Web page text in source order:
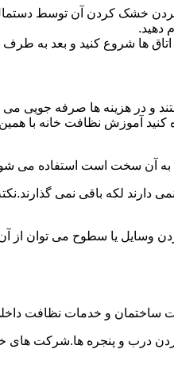
خشک کردن آن توسط
دهید.
شروع کنید و بعد به طرف
و در هزینه ها صرفه جویی می
کنید آموزش نظافت خانه با
دارند لکه باقی نمی
وسایل یا سطوح می توان
و خدمات نظافت
و پنجره ها.شرکت های